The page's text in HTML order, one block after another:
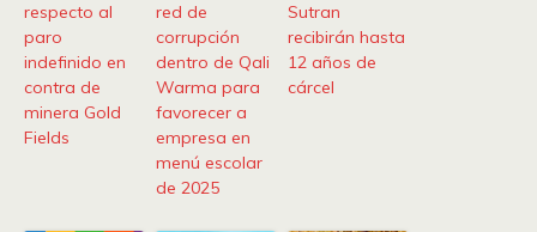
respecto al
paro
indefinido en
contra de
minera Gold
Fields
red de
corrupción
dentro de Qali
Warma para
favorecer a
empresa en
menú escolar
de 2025
Sutran
recibirán hasta
12 años de
cárcel